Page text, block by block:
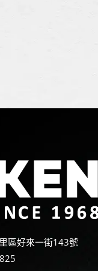
區好來一街143號